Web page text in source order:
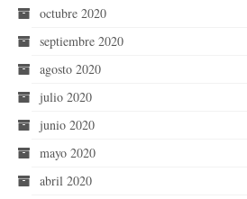
octubre 2020
septiembre 2020
agosto 2020
julio 2020
junio 2020
mayo 2020
abril 2020